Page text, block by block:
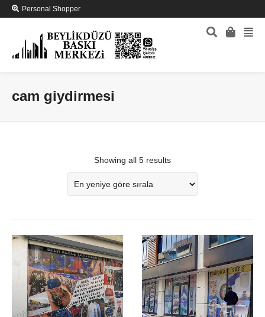
Personal Shopper
cam giydirmesi
Showing all 5 results